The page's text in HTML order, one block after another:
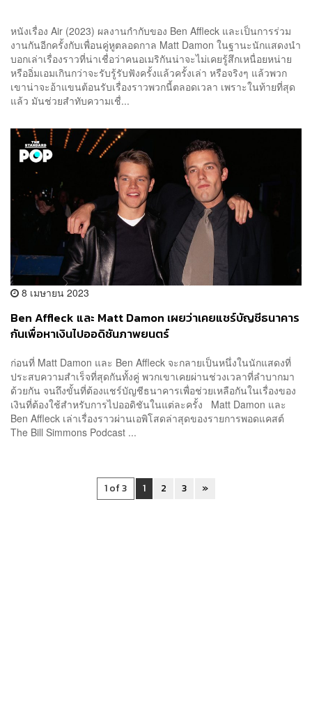
หนังเรื่อง Air (2023) ผลงานกำกับของ Ben Affleck และเป็นการร่วม
งานกันอีกครั้งกับเพื่อนคู่หูตลอดกาล Matt Damon ในฐานะนักแสดงนำ
บอกเล่าเรื่องราวที่น่าเชื่อว่าคนอเมริกันน่าจะไม่เคยรู้สึกเหนื่อยหน่าย
หรืออิ่มเอมเกินกว่าจะรับรู้รับฟังครั้งแล้วครั้งเล่า หรือจริงๆ แล้วพวก
เขาน่าจะอ้าแขนต้อนรับเรื่องราวพวกนี้ตลอดเวลา เพราะในท้ายที่สุด
แล้ว มันช่วยสำทับความเชื่...
8 เมษายน 2023
Ben Affleck และ Matt Damon เผยว่าเคยแชร์บัญชีธนาคาร
กันเพื่อหาเงินไปออดิชันภาพยนตร์
ก่อนที่ Matt Damon และ Ben Affleck จะกลายเป็นหนึ่งในนักแสดงที่
ประสบความสำเร็จที่สุดกันทั้งคู่ พวกเขาเคยผ่านช่วงเวลาที่ลำบากมา
ด้วยกัน จนถึงขั้นที่ต้องแชร์บัญชีธนาคารเพื่อช่วยเหลือกันในเรื่องของ
เงินที่ต้องใช้สำหรับการไปออดิชันในแต่ละครั้ง Matt Damon และ
Ben Affleck เล่าเรื่องราวผ่านเอพิโสดล่าสุดของรายการพอดแคสต์
The Bill Simmons Podcast ...
1 of 3 1 2 3 »